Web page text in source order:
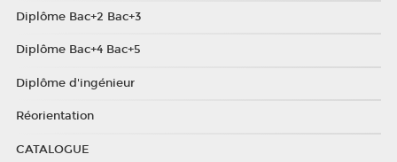
Diplôme Bac+2 Bac+3
Diplôme Bac+4 Bac+5
Diplôme d'ingénieur
Réorientation
CATALOGUE